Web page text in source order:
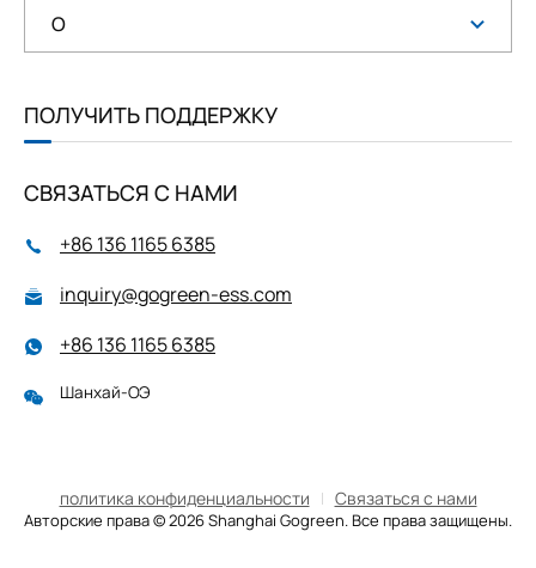
О
ПОЛУЧИТЬ ПОДДЕРЖКУ
СВЯЗАТЬСЯ С НАМИ
+86 136 1165 6385
inquiry@gogreen-ess.com
+86 136 1165 6385
Шанхай-ОЭ
Авторские права © 2026 Shanghai Gogreen. Все права защищены.
политика конфиденциальности Связаться с нами